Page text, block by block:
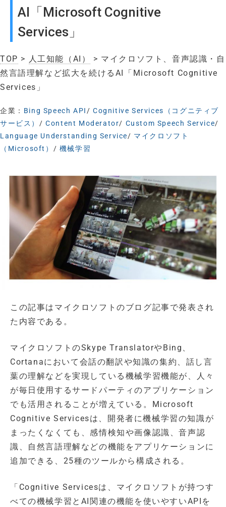
AI「Microsoft Cognitive
Services」
TOP > 人工知能（AI）
> マイクロソフト、音声認識・自
然言語理解など拡大を続けるAI「Microsoft Cognitive
Services」
企業： Bing Speech API/Cognitive Services（コグニティブ
サービス） /Content Moderator/ Custom Speech Service/
Language Understanding Service/ マイクロソフト
（Microsoft） / 機械学習
この記事はマイクロソフトのブログ記事で発表され
た内容である。
マイクロソフトのSkype TranslatorやBing、
Cortanaにおいて会話の翻訳や知識の集約、話し言
葉の理解などを実現している機械学習機能が、人々
が毎日使用するサードパーティのアプリケーション
でも活用されることが増えている。Microsoft
Cognitive Servicesは、開発者に機械学習の知識が
まったくなくても、感情検知や画像認識、音声認
識、自然言語理解などの機能をアプリケーションに
追加できる、25種のツールから構成される。
「Cognitive Servicesは、マイクロソフトが持つす
べての機械学習とAI関連の機能を使いやすいAPIを